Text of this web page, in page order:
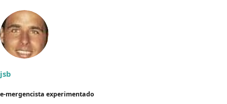
jsb
e-mergencista experimentado